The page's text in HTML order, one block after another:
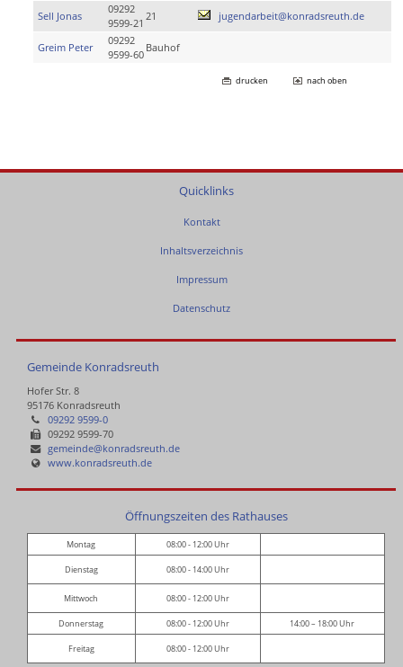
Sell Jonas
09292
9599-21
21 jugendarbeit@konradsreuth.de
Greim Peter
09292
9599-60
Bauhof
drucken nach oben
Quicklinks
Kontakt
Inhaltsverzeichnis
Impressum
Datenschutz
Gemeinde Konradsreuth
Hofer Str. 8
95176 Konradsreuth
09292 9599-0
09292 9599-70
gemeinde@konradsreuth.de
www.konradsreuth.de
Öffnungszeiten des Rathauses
Montag 08:00 - 12:00 Uhr
Dienstag 08:00 - 14:00 Uhr
Mittwoch 08:00 - 12:00 Uhr
Donnerstag 08:00 - 12:00 Uhr 14:00 – 18:00 Uhr
Freitag 08:00 - 12:00 Uhr